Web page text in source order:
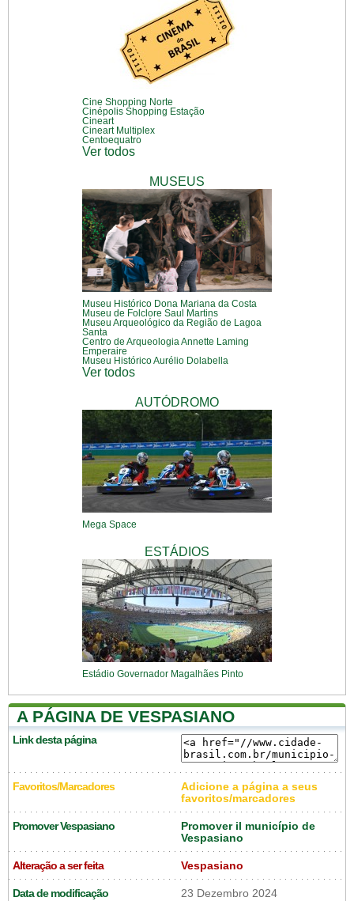
Cine Shopping Norte
Cinépolis Shopping Estação
Cineart
Cineart Multiplex
Centoequatro
Ver todos
MUSEUS
Museu Histórico Dona Mariana da Costa
Museu de Folclore Saul Martins
Museu Arqueológico da Região de Lagoa
Santa
Centro de Arqueologia Annette Laming
Emperaire
Museu Histórico Aurélio Dolabella
Ver todos
AUTÓDROMO
Mega Space
ESTÁDIOS
Estádio Governador Magalhães Pinto
A PÁGINA DE VESPASIANO
Link desta página
Favoritos/Marcadores
Adicione a página a seus
favoritos/marcadores
Promover Vespasiano
Promover il município de
Vespasiano
Alteração a ser feita Vespasiano
Data de modificação 23 Dezembro 2024